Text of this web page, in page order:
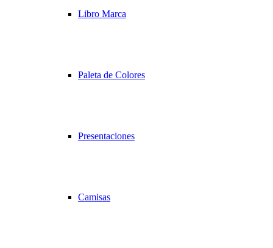
Libro Marca
Paleta de Colores
Presentaciones
Camisas